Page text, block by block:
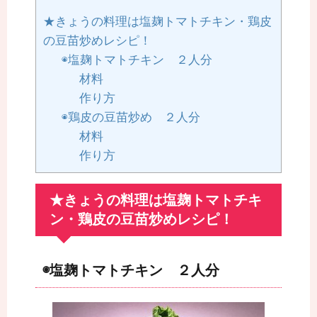
★きょうの料理は塩麹トマトチキン・鶏皮
の豆苗炒めレシピ！
◉塩麹トマトチキン ２人分
材料
作り方
◉鶏皮の豆苗炒め ２人分
材料
作り方
★きょうの料理は塩麹トマトチキ
ン・鶏皮の豆苗炒めレシピ！
◉塩麹トマトチキン ２人分